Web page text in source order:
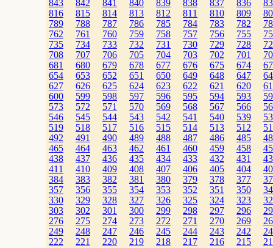
843
842 841 840 839 838 837 836
816
815 814 813 812 811 810 809
789
788 787 786 785 784 783 782
762
761 760 759 758 757 756 755
735
734 733 732 731 730 729 728
708
707 706 705 704 703 702 701
681
680 679 678 677 676 675 674
654
653 652 651 650 649 648 647
627
626 625 624 623 622 621 620
600
599 598 597 596 595 594 593
573
572 571 570 569 568 567 566
546
545 544 543 542 541 540 539
519
518 517 516 515 514 513 512
492
491 490 489 488 487 486 485
465
464 463 462 461 460 459 458
438
437 436 435 434 433 432 431
411
410 409 408 407 406 405 404
384
383 382 381 380 379 378 377
357
356 355 354 353 352 351 350
330
329 328 327 326 325 324 323
303
302 301 300 299 298 297 296
276
275 274 273 272 271 270 269
249
248 247 246 245 244 243 242
222
221 220 219 218 217 216 215